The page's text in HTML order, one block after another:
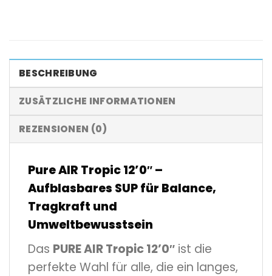
BESCHREIBUNG
ZUSÄTZLICHE INFORMATIONEN
REZENSIONEN (0)
Pure AIR Tropic 12’0″ –
Aufblasbares SUP für Balance,
Tragkraft und
Umweltbewusstsein
Das PURE AIR Tropic 12’0″ ist die
perfekte Wahl für alle, die ein langes,